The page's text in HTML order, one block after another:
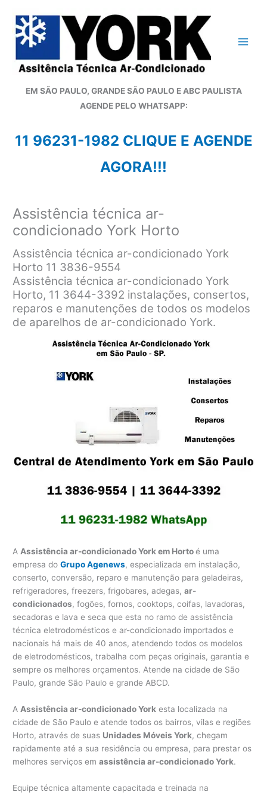
para
conteúdo
EM SÃO PAULO, GRANDE SÃO PAULO E ABC PAULISTA
AGENDE PELO WHATSAPP:
11 96231-1982 CLIQUE E AGENDE
AGORA!!!
Assistência técnica ar-
condicionado York Horto
Assistência técnica ar-condicionado York
Horto 11 3836-9554
Assistência técnica ar-condicionado York
Horto, 11 3644-3392 instalações, consertos,
reparos e manutenções de todos os modelos
de aparelhos de ar-condicionado York.
A Assistência ar-condicionado York em Hortoé uma
empresa doGrupo Agenews, especializada em instalação,
conserto, conversão, reparo e manutenção para geladeiras,
refrigeradores, freezers, frigobares, adegas,ar-
condicionados, fogões, fornos, cooktops, coifas, lavadoras,
secadoras e lava e seca que esta no ramo de assistência
técnica eletrodomésticos e ar-condicionado importados e
nacionais há mais de 40 anos, atendendo todos os modelos
de eletrodomésticos, trabalha com peças originais, garantia e
sempre os melhores orçamentos. Atende na cidade de São
Paulo, grande São Paulo e grande ABCD.
A Assistência ar-condicionado York esta localizada na
cidade de São Paulo e atende todos os bairros, vilas e regiões
Horto, através de suas Unidades Móveis York, chegam
rapidamente até a sua residência ou empresa, para prestar os
melhores serviços emassistência ar-condicionado York.
Equipe técnica altamente capacitada e treinada na